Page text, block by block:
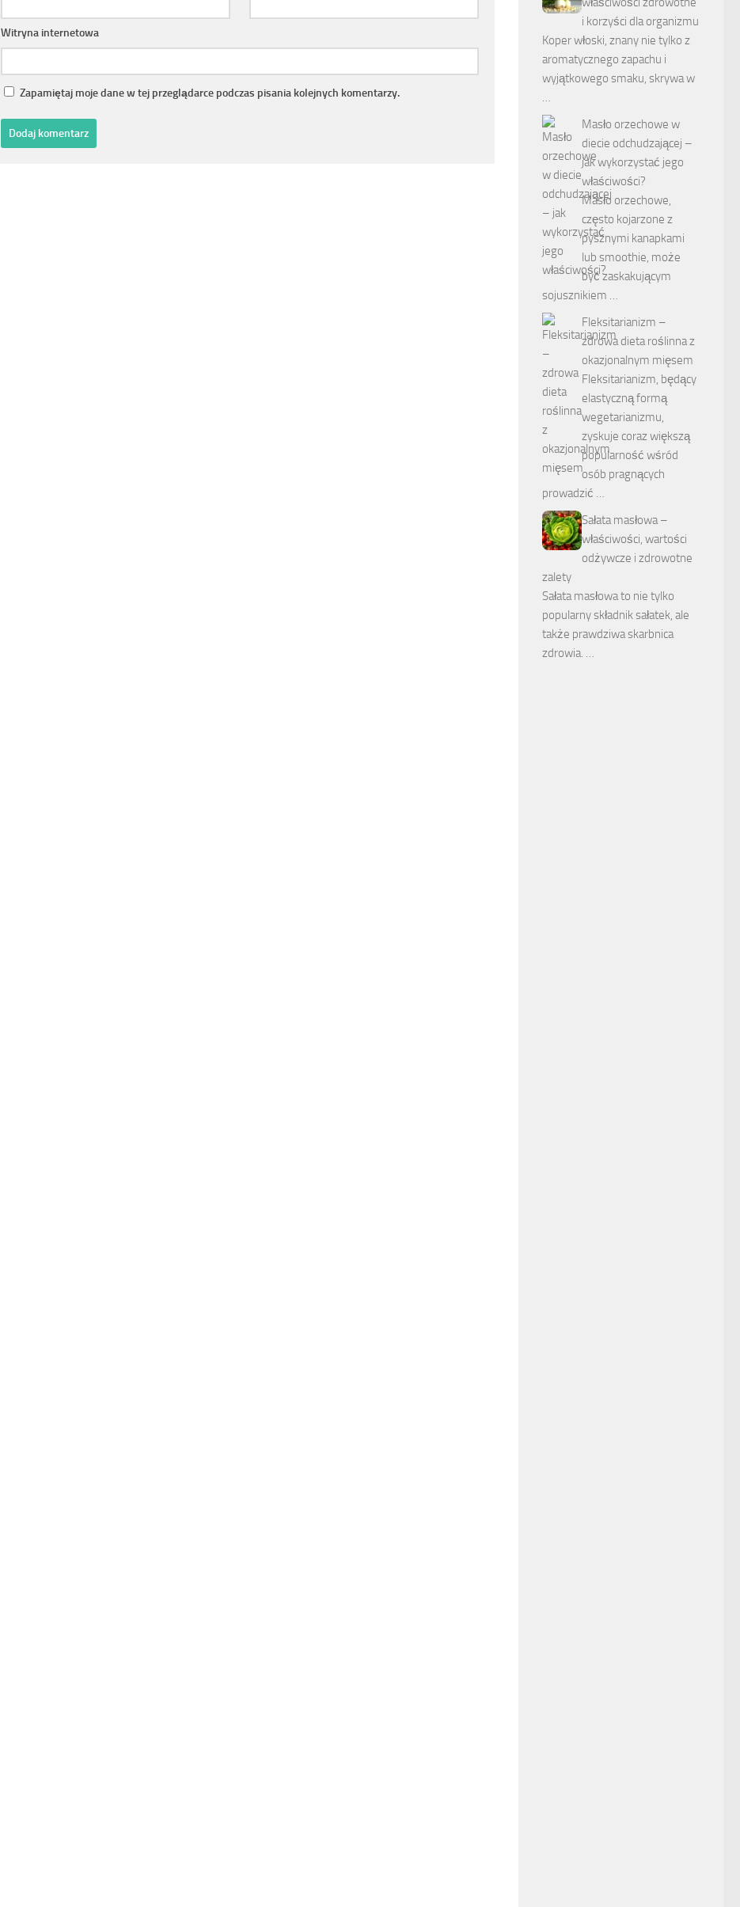
Witryna internetowa
Zapamiętaj moje dane w tej przeglądarce podczas pisania kolejnych komentarzy.
i korzyści dla organizmu
Koper włoski, znany nie tylko z
aromatycznego zapachu i
wyjątkowego smaku, skrywa w
…
Masło orzechowe w
diecie odchudzającej –
jak wykorzystać jego
właściwości?
Masło orzechowe,
często kojarzone z
pysznymi kanapkami
lub smoothie, może
być zaskakującym
sojusznikiem …
Fleksitarianizm –
zdrowa dieta roślinna z
okazjonalnym mięsem
Fleksitarianizm, będący
elastyczną formą
wegetarianizmu,
zyskuje coraz większą
popularność wśród
osób pragnących
prowadzić …
Sałata masłowa –
właściwości, wartości
odżywcze i zdrowotne
zalety
Sałata masłowa to nie tylko
popularny składnik sałatek, ale
także prawdziwa skarbnica
zdrowia. …